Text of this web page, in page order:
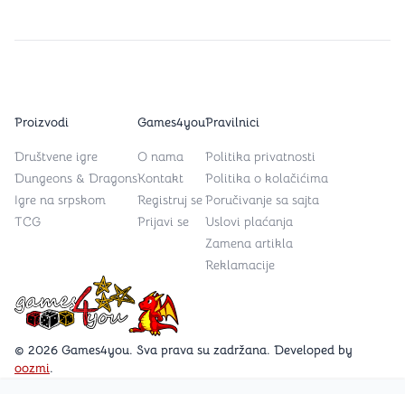
Games4you logo
© 2026 Games4you. Sva prava su zadržana. Developed by
oozmi.
Proizvodi
Društvene igre
Dungeons & Dragons
Igre na srpskom
TCG
Games4you
O nama
Kontakt
Registruj se
Prijavi se
Pravilnici
Politika privatnosti
Politika o kolačićima
Poručivanje sa sajta
Uslovi plaćanja
Zamena artikla
Reklamacije